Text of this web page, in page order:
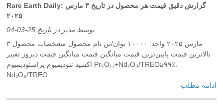
Rare Earth Daily: گزارش دقیق قیمت هر محصول در تاریخ ۳ مارس
۲۰۲۵
توسط مدیر در تاریخ 25-03-04
۳ مارس ۲۰۲۵ واحد: ۱۰۰۰۰ یوان/تن نام محصول مشخصات محصول
بالاترین قیمت پایین‌ترین قیمت میانگین قیمت میانگین قیمت دیروز تغییر
اکسید نئودیمیوم پراسئودیمیوم Pr₆O₁₁+Nd₂O₃/TREO≥۹۹٪،
Nd₂O₃/TREO...
ادامه مطلب